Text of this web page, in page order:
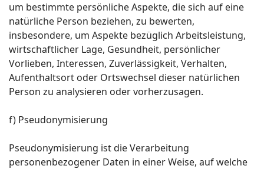
um bestimmte persönliche Aspekte, die sich auf eine
natürliche Person beziehen, zu bewerten,
insbesondere, um Aspekte bezüglich Arbeitsleistung,
wirtschaftlicher Lage, Gesundheit, persönlicher
Vorlieben, Interessen, Zuverlässigkeit, Verhalten,
Aufenthaltsort oder Ortswechsel dieser natürlichen
Person zu analysieren oder vorherzusagen.
f) Pseudonymisierung
Pseudonymisierung ist die Verarbeitung
personenbezogener Daten in einer Weise, auf welche